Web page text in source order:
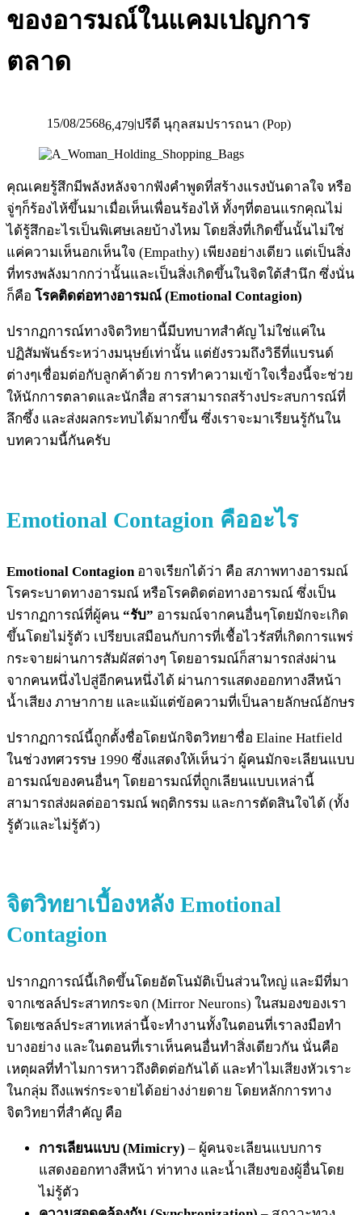
ของอารมณ์ในแคมเปญการ
ตลาด
15/08/25686,479|ปรีดี นุกุลสมปรารถนา (Pop)
คุณเคยรู้สึกมีพลังหลังจากฟังคำพูดที่สร้างแรงบันดาลใจ หรือ
จู่ๆก็ร้องไห้ขึ้นมาเมื่อเห็นเพื่อนร้องไห้ ทั้งๆที่ตอนแรกคุณไม่
ได้รู้สึกอะไรเป็นพิเศษเลยบ้างไหม โดยสิ่งที่เกิดขึ้นนั้นไม่ใช่
แค่ความเห็นอกเห็นใจ (Empathy) เพียงอย่างเดียว แต่เป็นสิ่ง
ที่ทรงพลังมากกว่านั้นและเป็นสิ่งเกิดขึ้นในจิตใต้สำนึก ซึ่งนั่น
ก็คือ โรคติดต่อทางอารมณ์ (Emotional Contagion)
ปรากฏการณ์ทางจิตวิทยานี้มีบทบาทสำคัญ ไม่ใช่แค่ใน
ปฏิสัมพันธ์ระหว่างมนุษย์เท่านั้น แต่ยังรวมถึงวิธีที่แบรนด์
ต่างๆเชื่อมต่อกับลูกค้าด้วย การทำความเข้าใจเรื่องนี้จะช่วย
ให้นักการตลาดและนักสื่อ สารสามารถสร้างประสบการณ์ที่
ลึกซึ้ง และส่งผลกระทบได้มากขึ้น ซึ่งเราจะมาเรียนรู้กันใน
บทความนี้กันครับ
Emotional Contagion คืออะไร
Emotional Contagionอาจเรียกได้ว่า คือ สภาพทางอารมณ์
โรคระบาดทางอารมณ์ หรือโรคติดต่อทางอารมณ์ ซึ่งเป็น
ปรากฏการณ์ที่ผู้คน “รับ” อารมณ์จากคนอื่นๆโดยมักจะเกิด
ขึ้นโดยไม่รู้ตัว เปรียบเสมือนกับการที่เชื้อไวรัสที่เกิดการแพร่
กระจายผ่านการสัมผัสต่างๆ โดยอารมณ์ก็สามารถส่งผ่าน
จากคนหนึ่งไปสู่อีกคนหนึ่งได้ ผ่านการแสดงออกทางสีหน้า
น้ำเสียง ภาษากาย และแม้แต่ข้อความที่เป็นลายลักษณ์อักษร
ปรากฏการณ์นี้ถูกตั้งชื่อโดยนักจิตวิทยาชื่อ Elaine Hatfield
ในช่วงทศวรรษ 1990 ซึ่งแสดงให้เห็นว่า ผู้คนมักจะเลียนแบบ
อารมณ์ของคนอื่นๆ โดยอารมณ์ที่ถูกเลียนแบบเหล่านี้
สามารถส่งผลต่ออารมณ์ พฤติกรรม และการตัดสินใจได้ (ทั้ง
รู้ตัวและไม่รู้ตัว)
จิตวิทยาเบื้องหลัง Emotional
Contagion
ปรากฏการณ์นี้เกิดขึ้นโดยอัตโนมัติเป็นส่วนใหญ่ และมีที่มา
จากเซลล์ประสาทกระจก (Mirror Neurons) ในสมองของเรา
โดยเซลล์ประสาทเหล่านี้จะทำงานทั้งในตอนที่เราลงมือทำ
บางอย่าง และในตอนที่เราเห็นคนอื่นทำสิ่งเดียวกัน นั่นคือ
เหตุผลที่ทำไมการหาวถึงติดต่อกันได้ และทำไมเสียงหัวเราะ
ในกลุ่ม ถึงแพร่กระจายได้อย่างง่ายดาย โดยหลักการทาง
จิตวิทยาที่สำคัญ คือ
การเลียนแบบ (Mimicry) – ผู้คนจะเลียนแบบการ
แสดงออกทางสีหน้า ท่าทาง และน้ำเสียงของผู้อื่นโดย
ไม่รู้ตัว